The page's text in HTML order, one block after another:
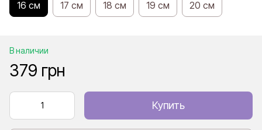
16 см 17 см 18 см 19 см 20 см
В наличии
379 грн
Купить